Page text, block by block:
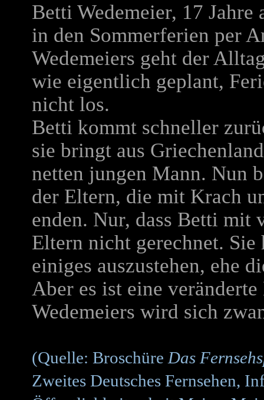
Betti Wedemeier, 17
in den Sommerferien per
Wedemeiers geht der
wie eigentlich geplant,
nicht los.
Betti kommt schneller
sie bringt aus
netten jungen Mann. Nun
der Eltern, die mit Krach
enden. Nur, dass Betti mit
Eltern nicht gerechnet.
einiges auszustehen, ehe
Aber es ist eine
Wedemeiers wird sich
(Quelle: Broschüre Das
Zweites Deutsches Fernsehen,